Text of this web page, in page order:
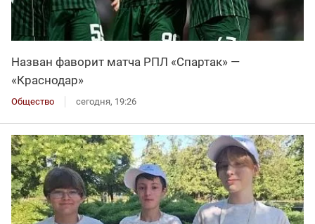
Назван фаворит матча РПЛ «Спартак» —
«Краснодар»
Общество сегодня, 19:26